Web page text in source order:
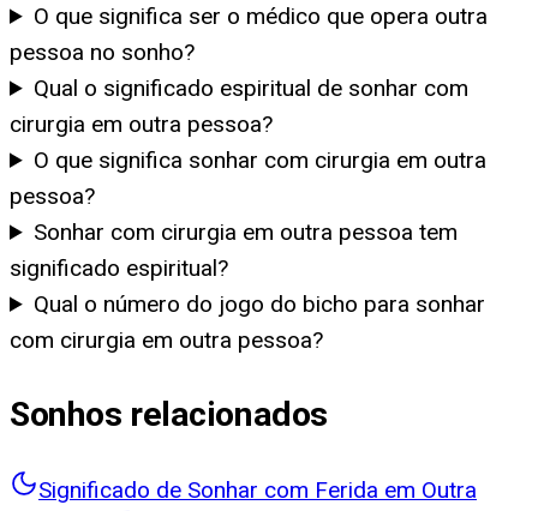
O que significa ser o médico que opera outra
pessoa no sonho?
Qual o significado espiritual de sonhar com
cirurgia em outra pessoa?
O que significa sonhar com cirurgia em outra
pessoa?
Sonhar com cirurgia em outra pessoa tem
significado espiritual?
Qual o número do jogo do bicho para sonhar
com cirurgia em outra pessoa?
Sonhos relacionados
Significado de Sonhar com Ferida em Outra